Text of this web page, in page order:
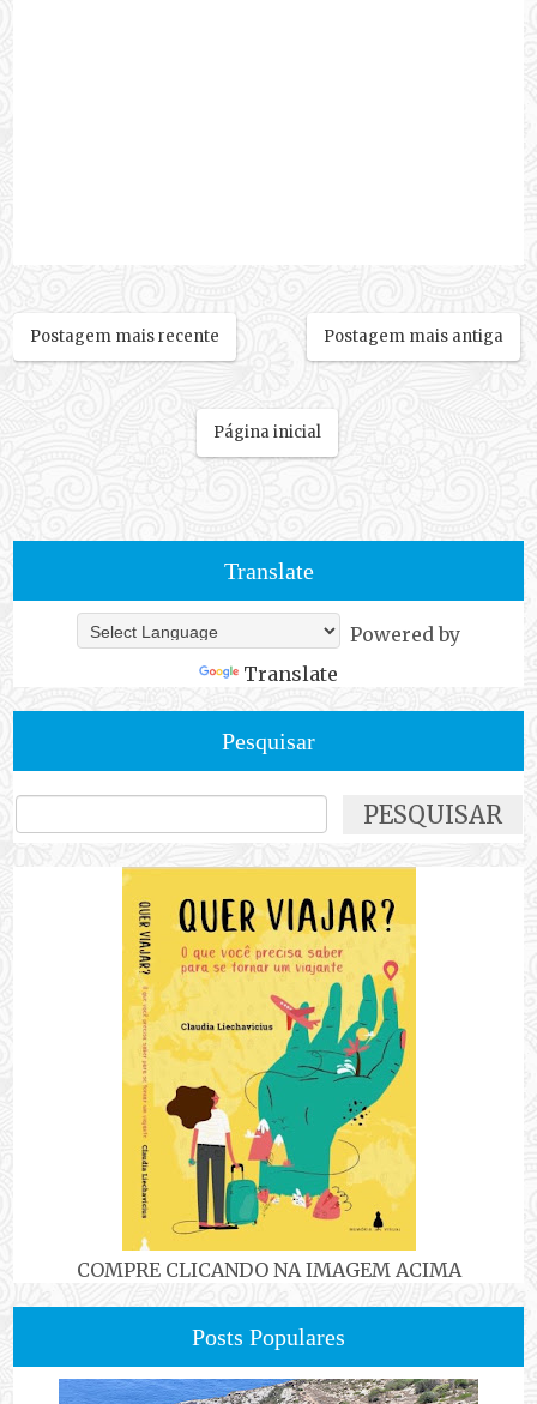
Postagem mais recente Postagem mais antiga
Página inicial
Translate
Powered by
Translate
Pesquisar
COMPRE CLICANDO NA IMAGEM ACIMA
Posts Populares